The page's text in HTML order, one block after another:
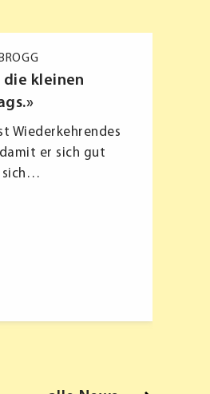
die kleinen
Wiederkehrendes
er sich gut
sich…